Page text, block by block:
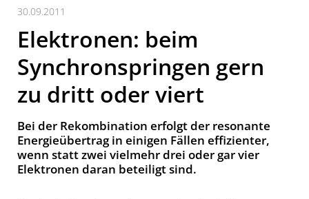
30.09.2011
Elektronen: beim
Synchronspringen gern
zu dritt oder viert
Bei der Rekombination erfolgt der resonante
Energieübertrag in einigen Fällen effizienter,
wenn statt zwei vielmehr drei oder gar vier
Elektronen daran beteiligt sind.